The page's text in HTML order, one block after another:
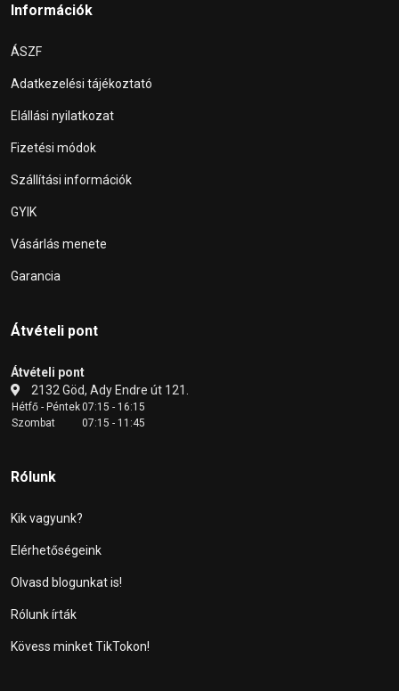
Információk
ÁSZF
Adatkezelési tájékoztató
Elállási nyilatkozat
Fizetési módok
Szállítási információk
GYIK
Vásárlás menete
Garancia
Átvételi pont
Átvételi pont
2132 Göd, Ady Endre út 121.
Hétfő - Péntek07:15 - 16:15
Szombat
07:15 - 11:45
Rólunk
Kik vagyunk?
Elérhetőségeink
Olvasd blogunkat is!
Rólunk írták
Kövess minket TikTokon!